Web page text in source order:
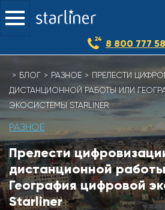
content
8 800 777
БЛОГ РАЗНОЕ
ПРЕЛЕСТИ
ДИСТАНЦИОННОЙ РАБОТЫ ИЛИ
ЭКОСИСТЕМЫ STARLINER
РАЗНОЕ
Прелести
дистанционной
География цифровой
Starliner